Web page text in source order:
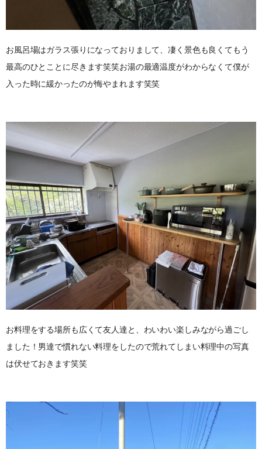
お風呂場はガラス張りになっておりまして、凄く景色も良くてもう
最高のひとことに尽きます笑笑お湯の最適温度がわからなくて僕が
入った時に緩かったのが悔やまれます笑笑
お料理をする場所も広くて友人達と、わいわい楽しみながら過ごし
ました！男達で慣れない料理をしたので荒れてしまい料理中の写真
は伏せておきます笑笑